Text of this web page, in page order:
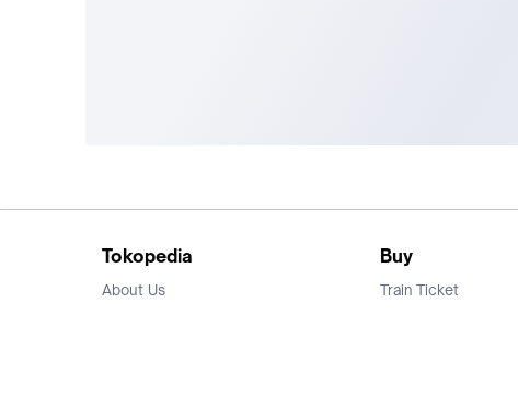
Tokopedia
About Us
Buy
Train Ticket